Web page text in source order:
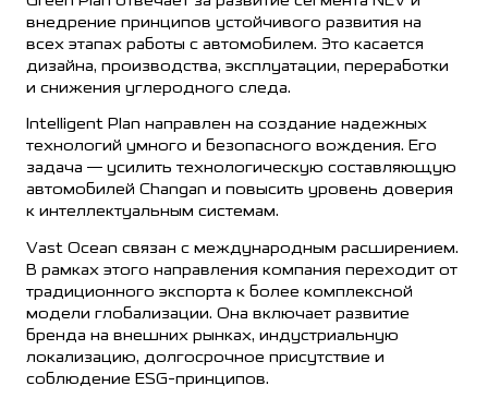
внедрение принципов устойчивого развития на
всех этапах работы с автомобилем. Это касается
дизайна, производства, эксплуатации, переработки
и снижения углеродного следа.
Intelligent Plan направлен на создание надежных
технологий умного и безопасного вождения. Его
задача — усилить технологическую составляющую
автомобилей Changan и повысить уровень доверия
к интеллектуальным системам.
Vast Ocean связан с международным расширением.
В рамках этого направления компания переходит от
традиционного экспорта к более комплексной
модели глобализации. Она включает развитие
бренда на внешних рынках, индустриальную
локализацию, долгосрочное присутствие и
соблюдение ESG-принципов.